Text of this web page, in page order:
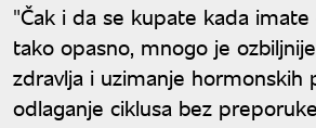
"Čak i da se kupate kada imate
tako opasno, mnogo je
zdravlja i uzimanje hormonskih
odlaganje ciklusa bez